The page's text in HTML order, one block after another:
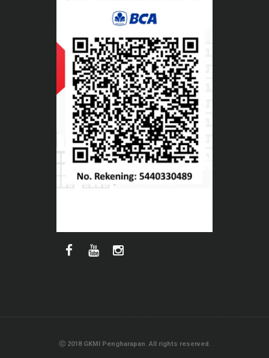
ⓒ 2018 GKMI Pengharapan. All rights reserved.